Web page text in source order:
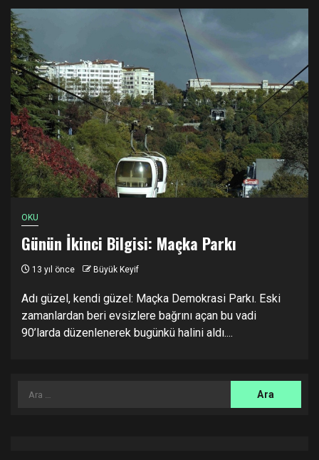
OKU
Günün İkinci Bilgisi: Maçka Parkı
13 yıl önce Büyük Keyif
Adı güzel, kendi güzel: Maçka Demokrasi Parkı. Eski
zamanlardan beri evsizlere bağrını açan bu vadi
90’larda düzenlenerek bugünkü halini aldı....
Arama: